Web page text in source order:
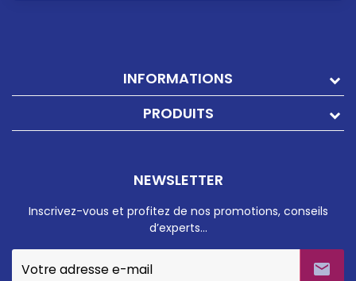
INFORMATIONS
PRODUITS
NEWSLETTER
Inscrivez-vous et profitez de nos promotions, conseils
d’experts…
